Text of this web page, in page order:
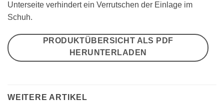
Unterseite verhindert ein Verrutschen der Einlage im
Schuh.
PRODUKTÜBERSICHT ALS PDF
HERUNTERLADEN
WEITERE ARTIKEL